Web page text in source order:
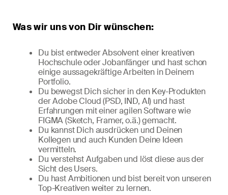
Was wir uns von Dir wünschen:
Du bist entweder Absolvent einer kreativen
Hochschule oder Jobanfänger und hast schon
einige aussagekräftige Arbeiten in Deinem
Portfolio.
Du bewegst Dich sicher in den Key-Produkten
der Adobe Cloud (PSD, IND, AI) und hast
Erfahrungen mit einer agilen Software wie
FIGMA (Sketch, Framer, o.ä.) gemacht.
Du kannst Dich ausdrücken und Deinen
Kollegen und auch Kunden Deine Ideen
vermitteln.
Du verstehst Aufgaben und löst diese aus der
Sicht des Users.
Du hast Ambitionen und bist bereit von unseren
Top-Kreativen weiter zu lernen.